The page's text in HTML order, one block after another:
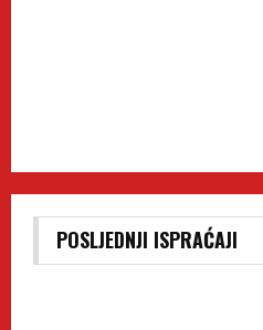
POSLJEDNJI ISPRAĆAJI